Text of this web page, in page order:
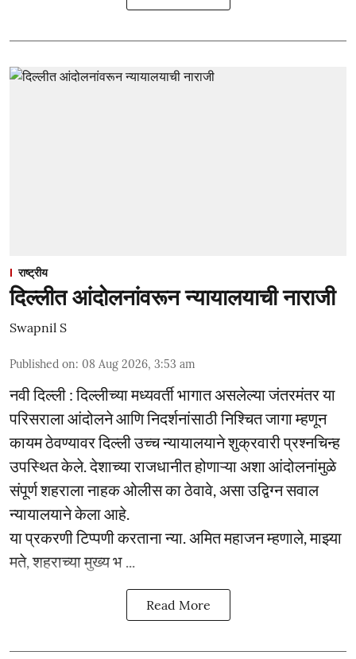
राष्ट्रीय
दिल्लीत आंदोलनांवरून न्यायालयाची नाराजी
Swapnil S
Published on: 08 Aug 2026, 3:53 am
नवी दिल्ली : दिल्लीच्या मध्यवर्ती भागात असलेल्या जंतरमंतर या
परिसराला आंदोलने आणि निदर्शनांसाठी निश्चित जागा म्हणून
कायम ठेवण्यावर दिल्ली उच्च न्यायालयाने शुक्रवारी प्रश्नचिन्ह
उपस्थित केले. देशाच्या राजधानीत होणाऱ्या अशा आंदोलनांमुळे
संपूर्ण शहराला नाहक ओलीस का ठेवावे, असा उद्विग्न सवाल
न्यायालयाने केला आहे.
या प्रकरणी टिप्पणी करताना न्या. अमित महाजन म्हणाले, माझ्या
मते, शहराच्या मुख्य भ ...
Read More